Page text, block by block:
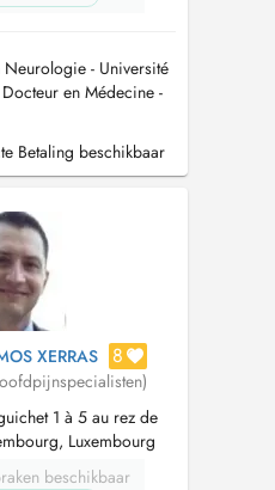
- Université
en Médecine -
1997
adultes à partir de
troubles du
épilepsie, ...
Betaling beschikbaar
XERRAS 8
1 à 5 au rez de
Luxembourg
beschikbaar